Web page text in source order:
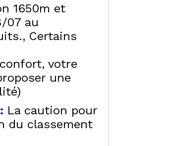
SPA
DES
1650m et
07 au
Certains
votre
une
: La caution pour
du classement